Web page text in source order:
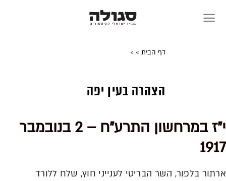
דף הבית >
>
הצהרה בעין יפה
י"ז במרחשון התרע"ח – 2 בנובמבר
1917
ארתור בלפור, השר הבריטי לענייני חוץ, שלח ללורד